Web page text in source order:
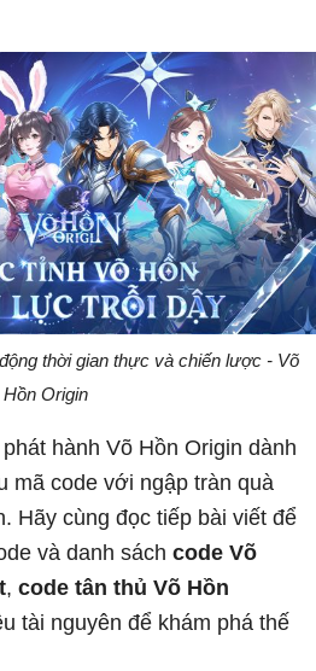
thời gian thực và chiến lược - Võ
Hồn Origin
hành Võ Hồn Origin dành
mã code với ngập tràn quà
Hãy cùng đọc tiếp bài viết để
và danh sách code Võ
, code tân thủ Võ Hồn
tài nguyên để khám phá thế